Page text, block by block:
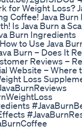
for Weight Loss?
Coffee! Java
Is Java Burn a
Burn Ingredients
to Use Java
Burn – Does It
Reviews –
Website – Where
Loss